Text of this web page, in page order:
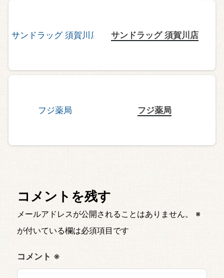
サンドラッグ 須賀川店
フジ薬局
コメントを残す
メールアドレスが公開されることはありません。
※
が付いている欄は必須項目です
コメント ※